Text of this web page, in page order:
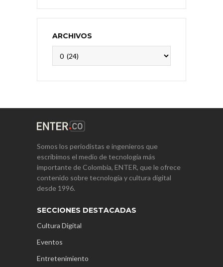
ARCHIVOS
Somos los periodistas e ingenieros que
escribimos el medio de tecnología más
importante de Colombia, ENTER, que le ofrece
contenido sobre tecnología y cultura digital
desde 1996.
SECCIONES DESTACADAS
Cultura Digital
Eventos
Entretenimiento